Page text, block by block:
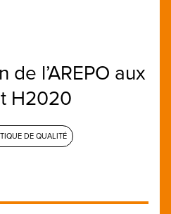
de l’AREPO aux
H2020
DE QUALITÉ